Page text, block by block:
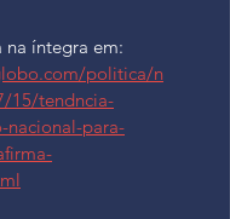
na íntegra em:
politica/n
15/tendncia-
nacional-para-